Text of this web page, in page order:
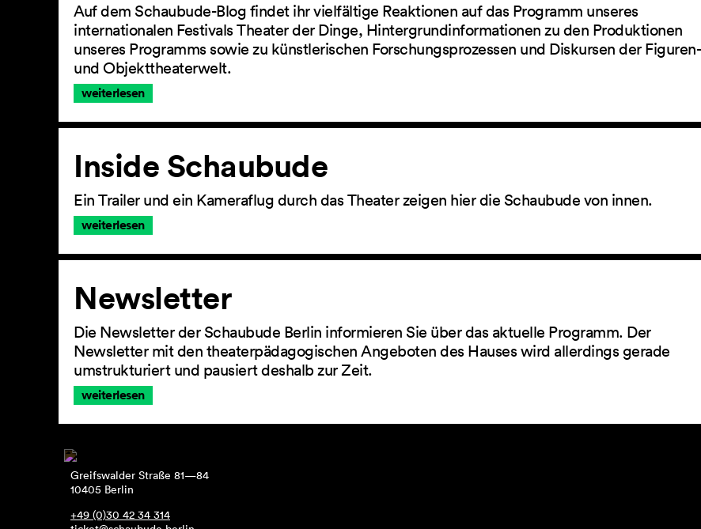
Auf dem Schaubude-Blog findet ihr vielfältige Reaktionen auf das Programm unseres
internationalen Festivals Theater der Dinge, Hintergrundinformationen zu den Produktionen
unseres Programms sowie zu künstlerischen Forschungsprozessen und Diskursen der Figuren-
und Objekttheaterwelt.
weiterlesen
Inside Schaubude
Ein Trailer und ein Kameraflug durch das Theater zeigen hier die Schaubude von innen.
weiterlesen
Newsletter
Die Newsletter der Schaubude Berlin informieren Sie über das aktuelle Programm. Der
Newsletter mit den theaterpädagogischen Angeboten des Hauses wird allerdings gerade
umstrukturiert und pausiert deshalb zur Zeit.
weiterlesen
Greifswalder Straße 81—84
10405 Berlin
+49 (0)30 42 34 314